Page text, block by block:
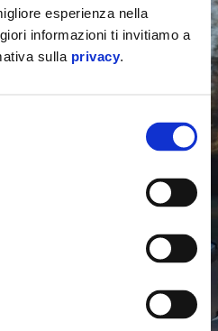
esperienza nella
informazioni ti invitiamo a
sulla privacy.
Aprilia